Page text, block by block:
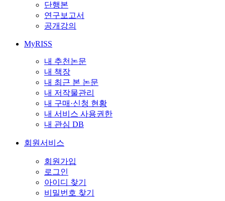
단행본
연구보고서
공개강의
MyRISS
내 추천논문
내 책장
내 최근 본 논문
내 저작물관리
내 구매·신청 현황
내 서비스 사용권한
내 관심 DB
회원서비스
회원가입
로그인
아이디 찾기
비밀번호 찾기